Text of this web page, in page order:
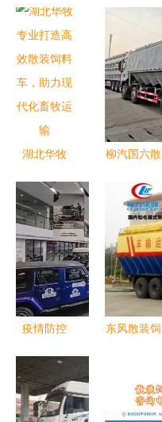
湖北华牧
效散装饲料
车，助力现
代化畜牧运
输
柳汽国六散
高效运输与
环保性能的
完美结合
疫情防控
销商在行动
散装饲料车
东风散装饲
专家——程